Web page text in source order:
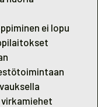
ei lopu